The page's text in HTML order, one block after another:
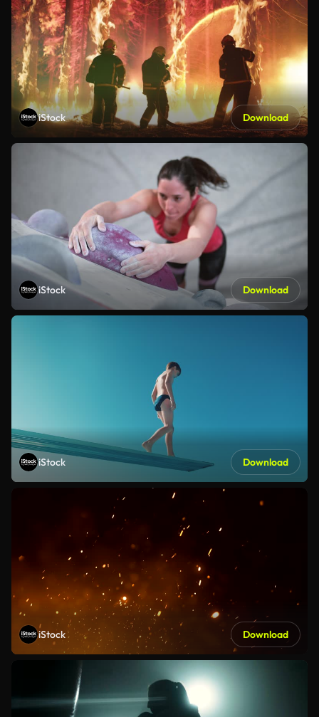
iStock Download
iStock Download
iStock Download
iStock Download